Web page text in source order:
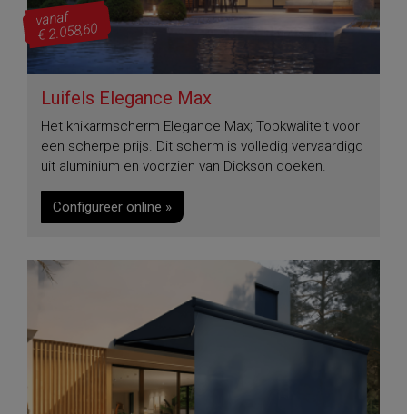
vanaf
€ 2.058,60
Luifels Elegance Max
Het knikarmscherm Elegance Max; Topkwaliteit voor
een scherpe prijs. Dit scherm is volledig vervaardigd
uit aluminium en voorzien van Dickson doeken.
Configureer online »